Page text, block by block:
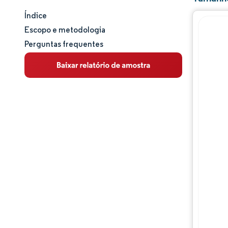
Tamanho e participação de mercado
Análise de mercado
Tendências e insights
Índice
Escopo e metodologia
Perguntas frequentes